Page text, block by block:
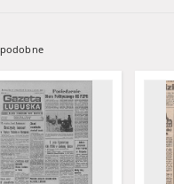
podobne